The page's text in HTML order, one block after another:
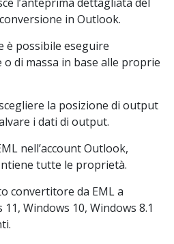
in Outlook.
è possibile eseguire
di massa in base alle proprie
la posizione di output
i dati di output.
nell’account Outlook,
tutte le proprietà.
convertitore da EML a
Windows 10, Windows 8.1